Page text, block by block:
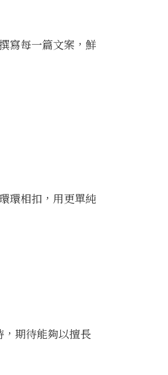
寫每一篇文案，鮮
環相扣，用更單純
期待能夠以擅長